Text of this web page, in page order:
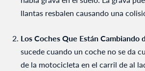
llantas resbalen causando una
Los Coches Que Están Cambiando
sucede cuando un coche no se da
de la motocicleta en el carril de al